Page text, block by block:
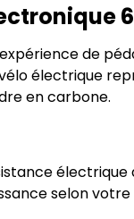
de
électrique
en carbone.
électrique
selon